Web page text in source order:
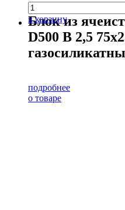
в корзину
Блок из
D500 В 2,5
подробнее
о товаре